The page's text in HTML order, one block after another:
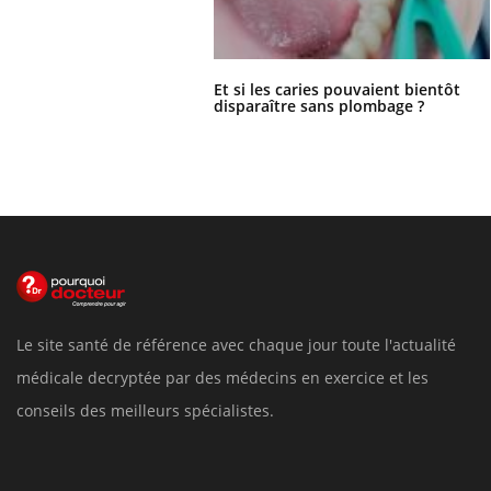
Et si les caries pouvaient bientôt
disparaître sans plombage ?
Le site santé de référence avec chaque jour toute l'actualité
médicale decryptée par des médecins en exercice et les
conseils des meilleurs spécialistes.